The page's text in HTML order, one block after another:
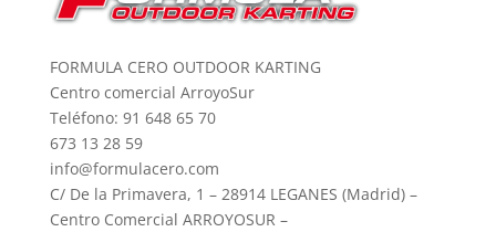
FORMULA CERO OUTDOOR KARTING
Centro comercial ArroyoSur
Teléfono: 91 648 65 70
673 13 28 59
info@formulacero.com
C/ De la Primavera, 1 – 28914 LEGANES (Madrid) –
Centro Comercial ARROYOSUR –